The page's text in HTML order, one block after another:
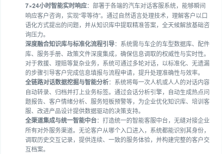
7×24小时智能实时响应：部署于各端的汽车对话客服系统，能够瞬间
响应客户咨询，实现“零等待”。通过自然语言处理技术，理解客户以口
语化方式提出的问题，并从知识库中提取精准答案，全天候解放基础咨
询压力。
深度融合知识库与标准化流程引导：系统需与车企的车型数据库、配件
库、服务手册、政策文件深度集成，确保信息调取的权威性与实时性。
对于救援、理赔等复杂业务，系统可通过多轮对话，以标准化、无遗漏
的步骤引导客户完成信息填报与流程申请，提升处理准确性与效率。
全链路对话数据挖掘与智能分析：系统将每一次人机或人人的对话内容
自动转录、归档并打上业务标签。通过会话分析引擎，自动生成热点问
题报告、客户情绪分析、服务短板预警等，为企业优化知识库、培训客
服、改进产品设计提供数据驱动的决策支持。
全渠道集成与统一智能中台：打造统一的智能客服中台，无缝对接企业
所有对外服务渠道。无论客户从哪个入口进入，系统都能识别其身份，
调取历史交互记录，提供连续、一致的服务体验，并构建完整的客户交
互档案。